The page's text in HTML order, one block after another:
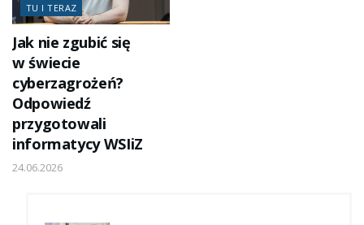
TU I TERAZ
Jak nie zgubić się
w świecie
cyberzagrożeń?
Odpowiedź
przygotowali
informatycy WSIiZ
24.06.2026